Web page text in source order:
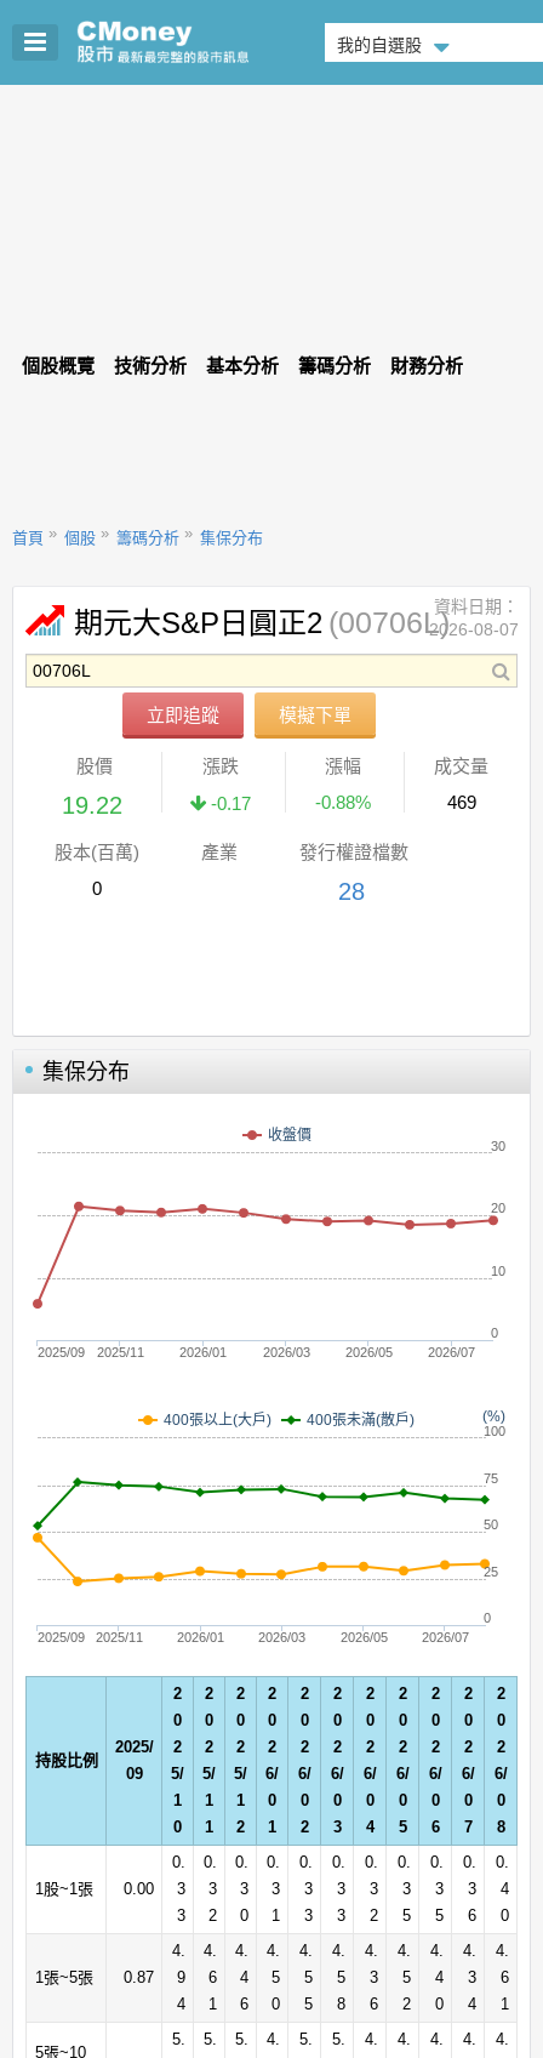
我的自選股
個股概覽 技術分析 基本分析 籌碼分析 財務分析
首頁 個股 籌碼分析 集保分布
期元大S&P日圓正2 (00706L)
立即追蹤 模擬下單
資料日期：
2026-08-07
股價
19.22
漲跌
-0.17
漲幅
-0.88%
成交量
469
股本(百萬)
0
產業 發行權證檔數
28
集保分布
收盤價
2025/09 2025/11 2026/01 2026/03 2026/05 2026/07
10
20
0
30
(%)
400張以上(大戶) 400張未滿(散戶)
2025/09 2025/11 2026/01 2026/03 2026/05 2026/07
0
25
50
75
100
持股比例
2025/
09
2
0
2
5/
1
0
2
0
2
5/
1
1
2
0
2
5/
1
2
2
0
2
6/
0
1
2
0
2
6/
0
2
2
0
2
6/
0
3
2
0
2
6/
0
4
2
0
2
6/
0
5
2
0
2
6/
0
6
2
0
2
6/
0
7
2
0
2
6/
0
8
1股~1張 0.00
0.
3
3
0.
3
2
0.
3
0
0.
3
1
0.
3
3
0.
3
3
0.
3
2
0.
3
5
0.
3
5
0.
3
6
0.
4
0
1張~5張 0.87
4.
9
4
4.
6
1
4.
4
6
4.
5
0
4.
5
5
4.
5
8
4.
3
6
4.
5
2
4.
4
0
4.
3
4
4.
6
1
5張~10
5.
5.
5.
4.
5.
5.
4.
4.
4.
4.
4.